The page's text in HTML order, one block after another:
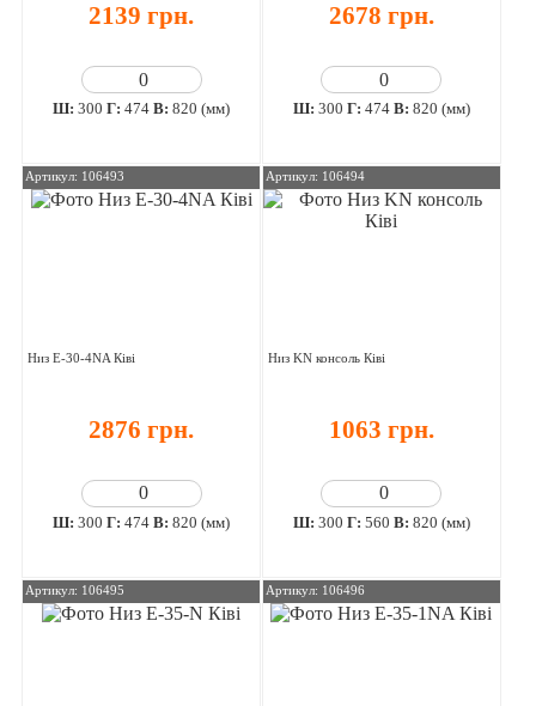
2139 грн.
Ш:300 Г:474 В:820 (мм)
2678 грн.
Ш: 300 Г: 474В: 820 (мм)
Артикул: 106493
Низ E-30-4NA Ківі
2876 грн.
Ш:300 Г:474 В:820 (мм)
Артикул: 106494
Низ KN консоль Ківі
1063 грн.
Ш: 300 Г: 560 В: 820 (мм)
Артикул: 106495 Артикул: 106496